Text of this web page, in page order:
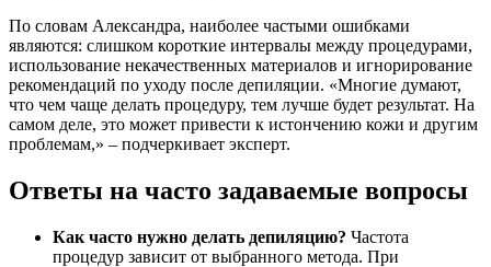
По словам Александра, наиболее частыми ошибками
являются: слишком короткие интервалы между процедурами,
использование некачественных материалов и игнорирование
рекомендаций по уходу после депиляции. «Многие думают,
что чем чаще делать процедуру, тем лучше будет результат. На
самом деле, это может привести к истончению кожи и другим
проблемам,» – подчеркивает эксперт.
Ответы на часто задаваемые вопросы
Как часто нужно делать депиляцию? Частота
процедур зависит от выбранного метода. При